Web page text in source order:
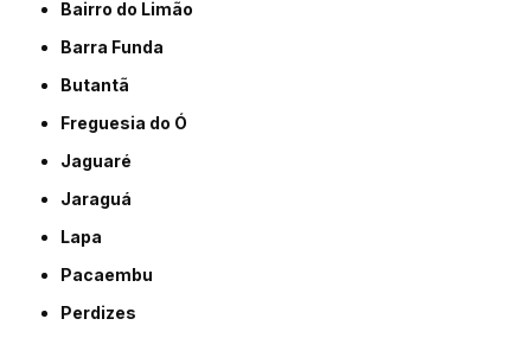
Bairro do Limão
Barra Funda
Butantã
Freguesia do Ó
Jaguaré
Jaraguá
Lapa
Pacaembu
Perdizes